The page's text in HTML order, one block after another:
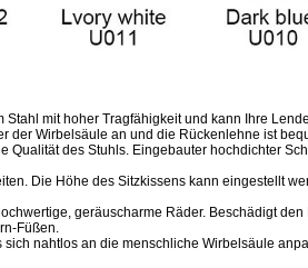
mit hoher Tragfähigkeit und kann Ihre
der Wirbelsäule an und die Rückenlehne ist
Qualität des Stuhls. Eingebauter hochdichter
Die Höhe des Sitzkissens kann eingestellt
geräuscharme Räder. Beschädigt
Füßen.
nahtlos an die menschliche Wirbelsäule